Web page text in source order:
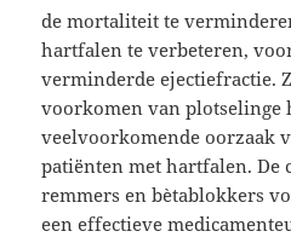
de mortaliteit te
hartfalen te verbeteren,
verminderde ejectiefractie.
voorkomen van plotselinge
veelvoorkomende oorzaak
patiënten met hartfalen. De
remmers en bètablokkers
een effectieve